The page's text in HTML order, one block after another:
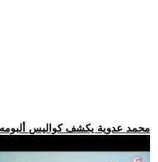
.. محمد عدوية يكشف كواليس